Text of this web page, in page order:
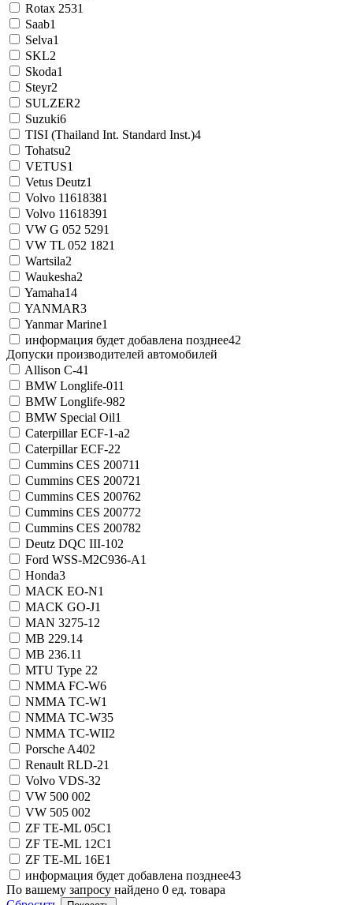
Rotax 2531
Saab1
Selva1
SKL2
Skoda1
Steyr2
SULZER2
Suzuki6
TISI (Thailand Int. Standard Inst.)4
Tohatsu2
VETUS1
Vetus Deutz1
Volvo 11618381
Volvo 11618391
VW G 052 5291
VW TL 052 1821
Wartsila2
Waukesha2
Yamaha14
YANMAR3
Yanmar Marine1
информация будет добавлена позднее42
Допуски производителей автомобилей
Allison C-41
BMW Longlife-011
BMW Longlife-982
BMW Special Oil1
Caterpillar ECF-1-a2
Caterpillar ECF-22
Cummins CES 200711
Cummins CES 200721
Cummins CES 200762
Cummins CES 200772
Cummins CES 200782
Deutz DQC III-102
Ford WSS-M2C936-A1
Honda3
MACK EO-N1
MACK GO-J1
MAN 3275-1 2
MB 229.14
MB 236.11
MTU Type 22
NMMA FC-W6
NMMA TC-W1
NMMA TC-W35
NMMA TC-WII2
Porsche A402
Renault RLD-21
Volvo VDS-32
VW 500 002
VW 505 002
ZF TE-ML 05C1
ZF TE-ML 12C1
ZF TE-ML 16E1
информация будет добавлена позднее43
По вашему запросу найдено 0 ед. товара